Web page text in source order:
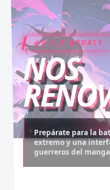
V 2.0 UPDATE
NOS
Prepárate para la
extremo y una
guerreros del
COIN RUSH
Desbloquea
y accede al
ELITE PASS
Asciende al rango
descargas infinitas y